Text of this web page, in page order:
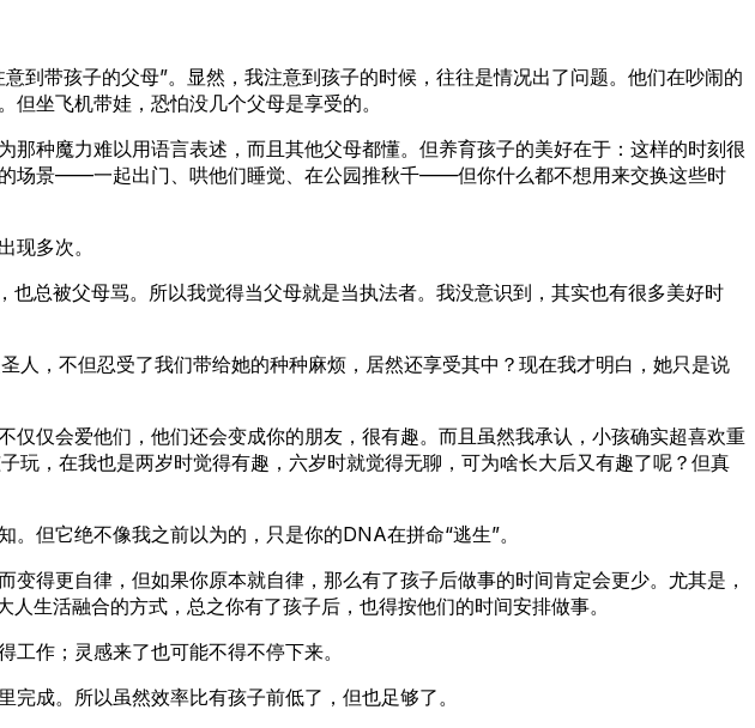
到带孩子的父母”。显然，我注意到孩子的时候，往往是情况出了问题。他们在吵闹的
坐飞机带娃，恐怕没几个父母是享受的。
种魔力难以用语言表述，而且其他父母都懂。但养育孩子的美好在于：这样的时刻很
场景——一起出门、哄他们睡觉、在公园推秋千——但你什么都不想用来交换这些时
现多次。
总被父母骂。所以我觉得当父母就是当执法者。我没意识到，其实也有很多美好时
，不但忍受了我们带给她的种种麻烦，居然还享受其中？现在我才明白，她只是说
仅会爱他们，他们还会变成你的朋友，很有趣。而且虽然我承认，小孩确实超喜欢重
，在我也是两岁时觉得有趣，六岁时就觉得无聊，可为啥长大后又有趣了呢？但真
但它绝不像我之前以为的，只是你的DNA在拼命“逃生”。
得更自律，但如果你原本就自律，那么有了孩子后做事的时间肯定会更少。尤其是，
生活融合的方式，总之你有了孩子后，也得按他们的时间安排做事。
作；灵感来了也可能不得不停下来。
成。所以虽然效率比有孩子前低了，但也足够了。